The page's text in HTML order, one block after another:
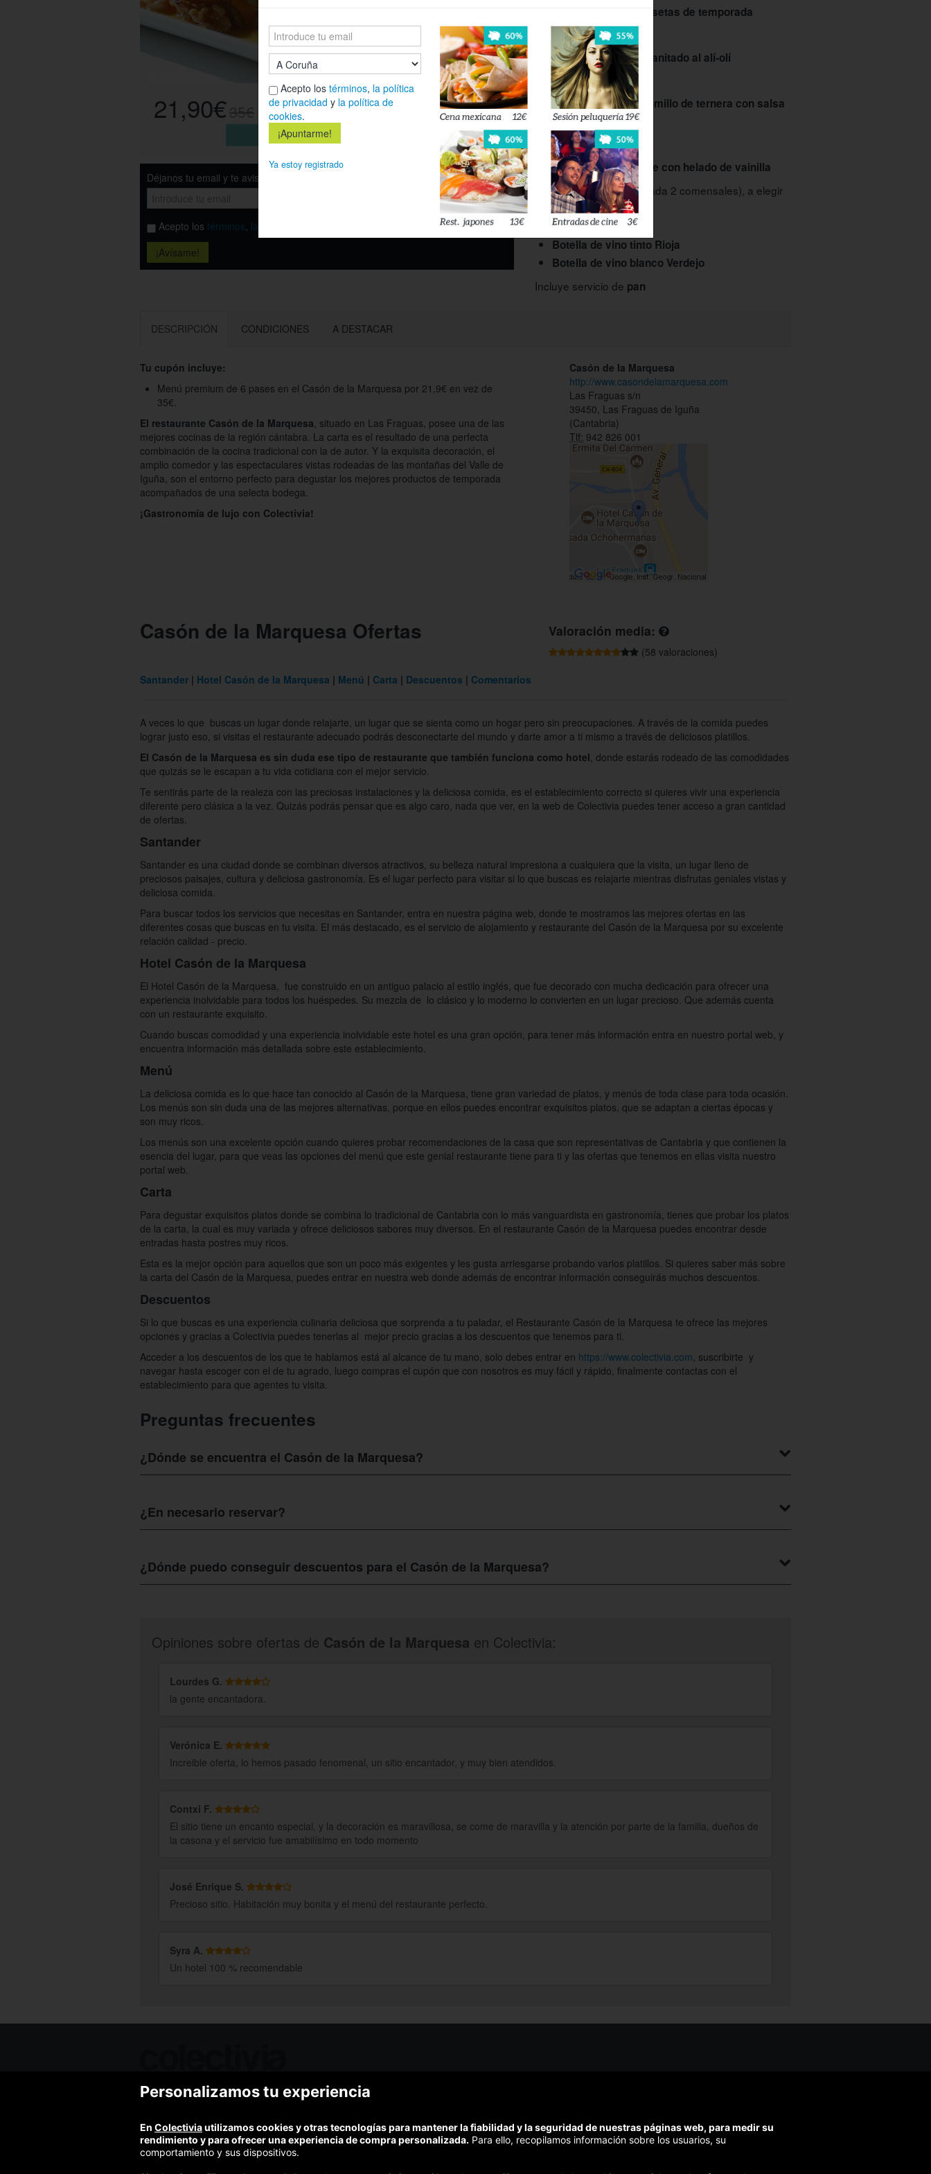
21,90€ 38%
Esta oferta ya no está activa
Déjanos tu email y te avisamos cuando esté disponible
Acepto los términos, la política de privacidad la política de cookies.
Pastel templado de setas de temporada
Cuarto pase:
Lomo de bacalao granitado al alí-olí
Quinto pase:
Escalopines de solomillo de ternera con salsa
de queso
Sexto pase:
Coulant de chocolate con helado de vainilla
Bebida (1 botella para cada 2 comensales), a elegir
entre:
Botella de agua
Botella de vino tinto Rioja
Botella de vino blanco Verdejo
Incluye servicio de pan
DESCRIPCIÓN CONDICIONES A DESTACAR
Tu cupón incluye:
Menú premium de 6 pases en el Casón de la Marquesa por 21,9€ en vez de
35€.
El restaurante Casón de la Marquesa, situado en Las Fraguas, posee una de las
mejores cocinas de la región cántabra. La carta es el resultado de una perfecta
combinación de la cocina tradicional con la de autor. Y la exquisita decoración, el
amplio comedor y las espectaculares vistas rodeadas de las montañas del Valle de
Iguña, son el entorno perfecto para degustar los mejores productos de temporada
acompañados de una selecta bodega.
¡Gastronomía de lujo con Colectivia!
Casón de la Marquesa
http://www.casondelamarquesa.com
Las Fraguas s/n
39450, Las Fraguas de Iguña
(Cantabria)
Tlf: 942 826 001
Casón de la Marquesa Ofertas Valoración media:
(58 valoraciones)
Santander
Hotel Casón de la Marquesa Menú Carta Descuentos Comentarios
A veces lo que buscas un lugar donde relajarte, un lugar que se sienta como un hogar pero sin preocupaciones. A través de la comida puedes
lograr justo eso, si visitas el restaurante adecuado podrás desconectarte del mundo y darte amor a ti mismo a través de deliciosos platillos.
El Casón de la Marquesa es sin duda ese tipo de restaurante que también funciona como hotel, donde estarás rodeado de las comodidades
que quizás se le escapan a tu vida cotidiana con el mejor servicio.
Te sentirás parte de la realeza con las preciosas instalaciones y la deliciosa comida, es el establecimiento correcto si quieres vivir una experiencia
diferente pero clásica a la vez. Quizás podrás pensar que es algo caro, nada que ver, en la web de Colectivia puedes tener acceso a gran cantidad
de ofertas.
Santander
Santander es una ciudad donde se combinan diversos atractivos, su belleza natural impresiona a cualquiera que la visita, un lugar lleno de
preciosos paisajes, cultura y deliciosa gastronomía. Es el lugar perfecto para visitar si lo que buscas es relajarte mientras disfrutas geniales vistas y
deliciosa comida.
Para buscar todos los servicios que necesitas en Santander, entra en nuestra página web, donde te mostramos las mejores ofertas en las
diferentes cosas que buscas en tu visita. El más destacado, es el servicio de alojamiento y restaurante del Casón de la Marquesa por su excelente
relación calidad - precio.
Hotel Casón de la Marquesa
El Hotel Casón de la Marquesa, fue construido en un antiguo palacio al estilo inglés, que fue decorado con mucha dedicación para ofrecer una
experiencia inolvidable para todos los huéspedes. Su mezcla de lo clásico y lo moderno lo convierten en un lugar precioso. Que además cuenta
con un restaurante exquisito.
Cuando buscas comodidad y una experiencia inolvidable este hotel es una gran opción, para tener más información entra en nuestro portal web, y
encuentra información más detallada sobre este establecimiento.
Menú
La deliciosa comida es lo que hace tan conocido al Casón de la Marquesa, tiene gran variedad de platos, y menús de toda clase para toda ocasión.
Los menús son sin duda una de las mejores alternativas, porque en ellos puedes encontrar exquisitos platos, que se adaptan a ciertas épocas y
son muy ricos.
Los menús son una excelente opción cuando quieres probar recomendaciones de la casa que son representativas de Cantabria y que contienen la
esencia del lugar, para que veas las opciones del menú que este genial restaurante tiene para ti y las ofertas que tenemos en ellas visita nuestro
portal web.
Carta
Para degustar exquisitos platos donde se combina lo tradicional de Cantabria con lo más vanguardista en gastronomía, tienes que probar los platos
de la carta, la cual es muy variada y ofrece deliciosos sabores muy diversos. En el restaurante Casón de la Marquesa puedes encontrar desde
entradas hasta postres muy ricos.
Esta es la mejor opción para aquellos que son un poco más exigentes y les gusta arriesgarse probando varios platillos. Si quieres saber más sobre
la carta del Casón de la Marquesa, puedes entrar en nuestra web donde además de encontrar información conseguirás muchos descuentos.
Descuentos
Si lo que buscas es una experiencia culinaria deliciosa que sorprenda a tu paladar, el Restaurante Casón de la Marquesa te ofrece las mejores
opciones y gracias a Colectivia puedes tenerlas al mejor precio gracias a los descuentos que tenemos para ti.
Acceder a los descuentos de los que te hablamos está al alcance de tu mano, solo debes entrar en https://www.colectivia.com, suscribirte y
navegar hasta escoger con el de tu agrado, luego compras el cupón que con nosotros es muy fácil y rápido, finalmente contactas con el
establecimiento para que agentes tu visita.
Preguntas frecuentes
¿Dónde se encuentra el Casón de la Marquesa?
¿En necesario reservar?
y contactas al establecimiento. Estarán encantados de atenderte.
¿Dónde puedo conseguir descuentos para el Casón de la Marquesa?
Opiniones sobre ofertas de Casón de la Marquesa en Colectivia:
Lourdes G.
la gente encantadora.
Verónica E.
Increible oferta, lo hemos pasado fenomenal, un sitio encantador, y muy bien atendidos.
Contxi F.
El sitio tiene un encanto especial, y la decoración es maravillosa, se come de maravilla y la atención por parte de la familia, dueños de
la casona y el servicio fue amabilísimo en todo momento
José Enrique S.
Precioso sitio. Habitación muy bonita y el menú del restaurante perfecto.
Syra A.
Un hotel 100 % recomendable
Ofertas de hoy
Términos y condiciones
Política de privacidad y aviso legal
Política de cookies
¿Cómo funciona Colectivia?
Trabaja con nosotros
Estudio turismo de verano 2020
(Te respondemos en menos de 48h)
Compra segura
Personalizamos tu experiencia
En Colectiviautilizamos cookies y otras tecnologías para mantener la fiabilidad y la seguridad de nuestras páginas web, para medir su
rendimiento y para ofrecer una experiencia de compra personalizada. Para ello, recopilamos información sobre los usuarios, su
comportamiento y sus dispositivos.
Acepto los términos, la política
de privacidad y la política de
cookies.
Ya estoy registrado